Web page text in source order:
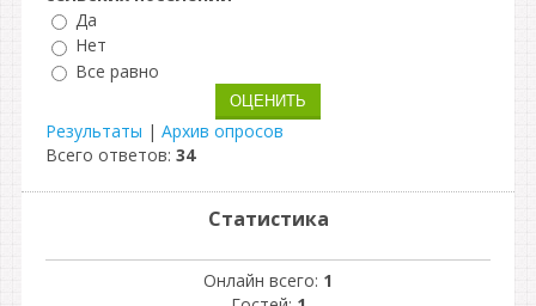
Да
Нет
Все равно
Результаты | Архив опросов
Всего ответов: 34
Статистика
Онлайн всего: 1